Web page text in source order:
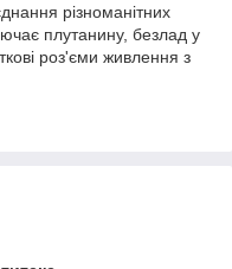
різноманітних
плутанину, безлад у
роз'єми живлення з